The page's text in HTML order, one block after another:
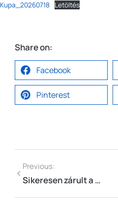
Kupa_20260718
Letöltés
Share on:
Facebook
Pinterest
Previous:
Sikeresen zárult a 2 napos nemzetközi strandkézilabda torna